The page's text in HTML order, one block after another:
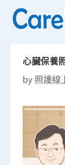
心臟保養
by 照護線